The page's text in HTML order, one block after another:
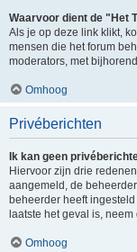
Waarvoor dient de "Het
Als je op deze link klikt,
mensen die het forum
moderators, met
Omhoog
Privéberichten
Ik kan geen
Hiervoor zijn drie
aangemeld, de
beheerder heeft
laatste het geval is,
Omhoog